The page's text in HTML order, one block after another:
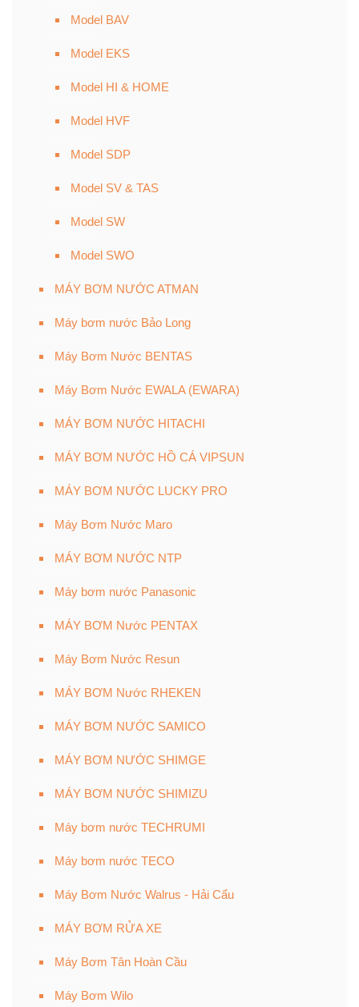
Model BAV
Model EKS
Model HI & HOME
Model HVF
Model SDP
Model SV & TAS
Model SW
Model SWO
MÁY BƠM NƯỚC ATMAN
Máy bơm nước Bảo Long
Máy Bơm Nước BENTAS
Máy Bơm Nước EWALA (EWARA)
MÁY BƠM NƯỚC HITACHI
MÁY BƠM NƯỚC HỒ CÁ VIPSUN
MÁY BƠM NƯỚC LUCKY PRO
Máy Bơm Nước Maro
MÁY BƠM NƯỚC NTP
Máy bơm nước Panasonic
MÁY BƠM Nước PENTAX
Máy Bơm Nước Resun
MÁY BƠM Nước RHEKEN
MÁY BƠM NƯỚC SAMICO
MÁY BƠM NƯỚC SHIMGE
MÁY BƠM NƯỚC SHIMIZU
Máy bơm nước TECHRUMI
Máy bơm nước TECO
Máy Bơm Nước Walrus - Hải Cẩu
MÁY BƠM RỬA XE
Máy Bơm Tân Hoàn Cầu
Máy Bơm Wilo